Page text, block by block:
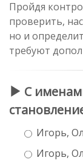
Пройдя
проверить,
но и
требуют
С
Игорь,
Игорь,